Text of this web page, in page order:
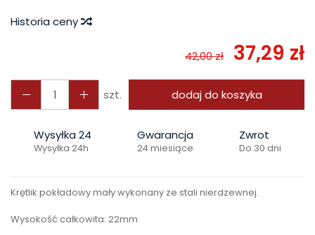
Historia ceny
42,00 zł 37,29 zł
szt. dodaj do koszyka
Wysyłka 24
Wysyłka 24h
Gwarancja
24 miesiące
Zwrot
Do 30 dni
Krętlik pokładowy mały wykonany ze stali nierdzewnej.
Wysokość całkowita: 22mm